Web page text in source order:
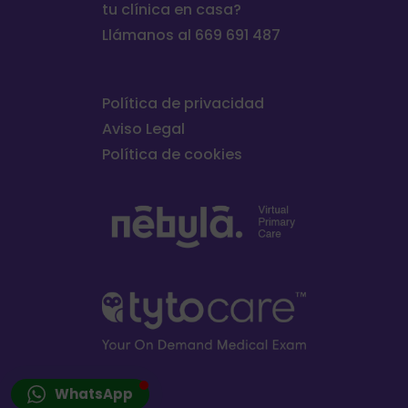
WhatsApp
tu clínica en casa?
Llámanos al 669 691 487
Política de privacidad
Aviso Legal
Política de cookies